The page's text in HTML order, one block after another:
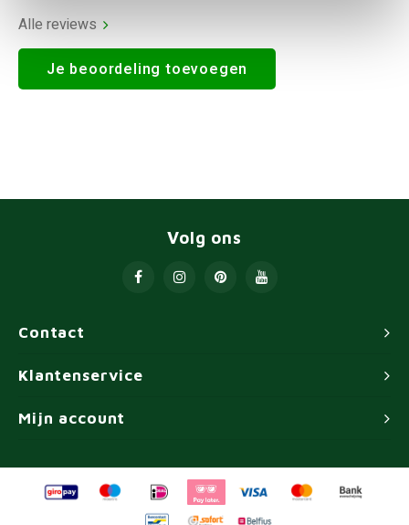
Alle reviews
Je beoordeling toevoegen
Contact
Volg ons
Klantenservice
Mijn account